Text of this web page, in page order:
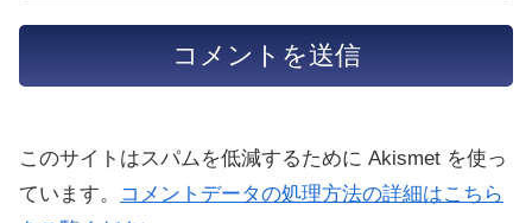
このサイトはスパムを低減するために Akismet を使っ
ています。
コメントデータの処理方法の詳細はこちら